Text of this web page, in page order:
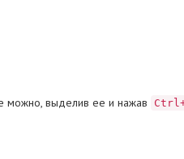
можно, выделив ее и нажав